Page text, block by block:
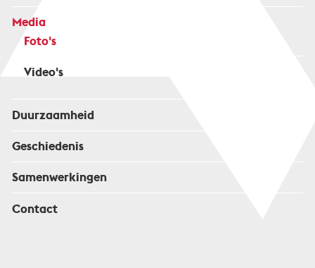
Media
Foto's
Video's
Duurzaamheid
Geschiedenis
Samenwerkingen
Contact